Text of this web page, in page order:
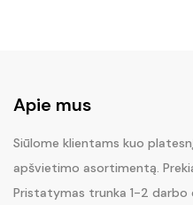
Apie mus
Siūlome klientams kuo
apšvietimo asortimentą.
Pristatymas trunka 1-2 darbo